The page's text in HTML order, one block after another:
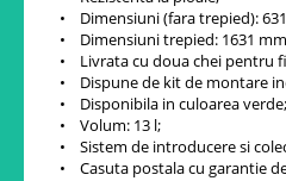
• Dimensiuni (fara trepied):
• Dimensiuni trepied: 1631
• Livrata cu doua chei pentru
• Dispune de kit de montare
• Disponibila in culoarea verde;
• Volum: 13 l;
• Sistem de introducere si
• Casuta postala cu garantie